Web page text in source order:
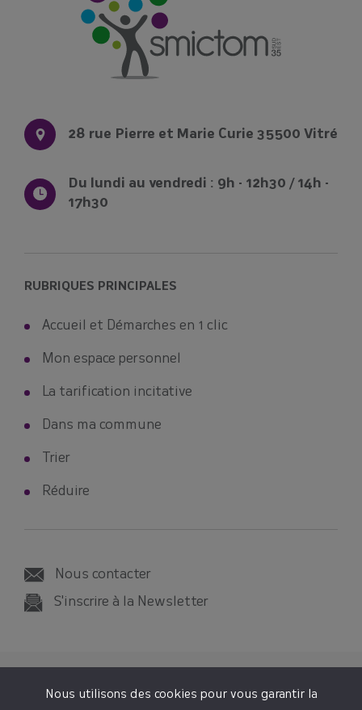
28 rue Pierre et Marie Curie 35500 Vitré
Du lundi au vendredi : 9h - 12h30 / 14h -
17h30
RUBRIQUES PRINCIPALES
Accueil et Démarches en 1 clic
Mon espace personnel
La tarification incitative
Dans ma commune
Trier
Réduire
Nous contacter
S'inscrire à la Newsletter
© 2026 SMICTOM SUD-EST 35
Nous utilisons des cookies pour vous garantir la